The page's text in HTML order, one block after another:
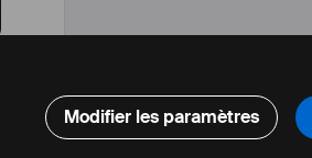
Modifier les paramètres